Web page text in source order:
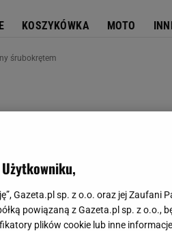
KOSZYKÓWKA MOTO
śrubokrętem
Gazeta.pl sp. z o.o. oraz jej Zaufani
powiązaną z Gazeta.pl sp. z o.o.,
plików cookie lub inne